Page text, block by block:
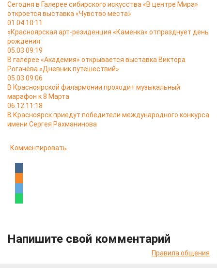
Сегодня в Галерее сибирского искусства «В центре Мира»
откроется выставка «Чувство места»
01.04 10:11
«Красноярская арт-резиденция «Каменка» отпразднует день
рождения
05.03 09:19
В галерее «Академия» открывается выставка Виктора
Рогачёва «Дневник путешествий»
05.03 09:06
В Красноярской филармонии проходит музыкальный
марафон к 8 Марта
06.12 11:18
В Красноярск приедут победители международного конкурса
имени Сергея Рахманинова
Комментировать
Напишите свой комментарий
Правила общения